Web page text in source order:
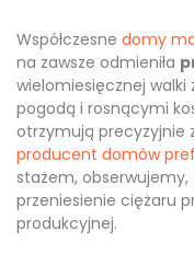
Współczesne domy
na zawsze odmieniła
wielomiesięcznej
pogodą i rosnącymi
otrzymują precyzyjnie
producent domów
stażem,
przeniesienie ciężaru
produkcyjnej.